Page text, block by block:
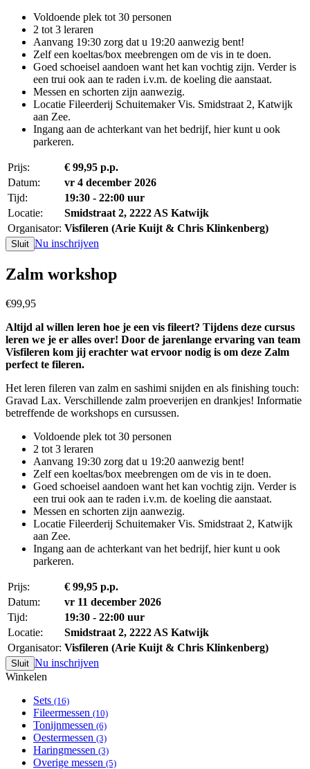
Voldoende plek tot 30 personen
2 tot 3 leraren
Aanvang 19:30 zorg dat u 19:20 aanwezig bent!
Zelf een koeltas/box meebrengen om de vis in te doen.
Goed schoeisel aandoen want het kan vochtig zijn. Verder is
een trui ook aan te raden i.v.m. de koeling die aanstaat.
Messen en schorten zijn aanwezig.
Locatie Fileerderij Schuitemaker Vis. Smidstraat 2, Katwijk
aan Zee.
Ingang aan de achterkant van het bedrijf, hier kunt u ook
parkeren.
Prijs:
€ 99,95 p.p.
Datum:
vr 4 december 2026
Tijd:
19:30 - 22:00 uur
Locatie:
Smidstraat 2, 2222 AS Katwijk
Organisator: Visfileren (Arie Kuijt & Chris Klinkenberg)
Sluit Nu inschrijven
Zalm workshop
€99,95
Altijd al willen leren hoe je een vis fileert? Tijdens deze cursus
leren we je er alles over! Door de jarenlange ervaring van team
Visfileren kom jij erachter wat ervoor nodig is om deze Zalm
perfect te fileren.
Het leren fileren van zalm en sashimi snijden en als finishing touch:
Gravad Lax. Verschillende zalm proeverijen en drankjes! Informatie
betreffende de workshops en cursussen.
Voldoende plek tot 30 personen
2 tot 3 leraren
Aanvang 19:30 zorg dat u 19:20 aanwezig bent!
Zelf een koeltas/box meebrengen om de vis in te doen.
Goed schoeisel aandoen want het kan vochtig zijn. Verder is
een trui ook aan te raden i.v.m. de koeling die aanstaat.
Messen en schorten zijn aanwezig.
Locatie Fileerderij Schuitemaker Vis. Smidstraat 2, Katwijk
aan Zee.
Ingang aan de achterkant van het bedrijf, hier kunt u ook
parkeren.
Prijs:
€ 99,95 p.p.
Datum:
vr 11 december 2026
Tijd:
19:30 - 22:00 uur
Locatie:
Smidstraat 2, 2222 AS Katwijk
Organisator: Visfileren (Arie Kuijt & Chris Klinkenberg)
Sluit Nu inschrijven
Winkelen
Sets (16)
Fileermessen (10)
Tonijnmessen (6)
Oestermessen (3)
Haringmessen (3)
Overige messen (5)